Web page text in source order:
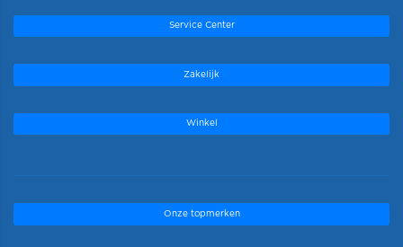
Service Center
Zakelijk
Winkel
Onze topmerken